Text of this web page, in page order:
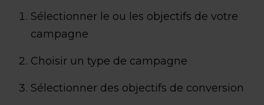
Sélectionner le ou les objectifs de votre
campagne
Choisir un type de campagne
Sélectionner des objectifs de conversion